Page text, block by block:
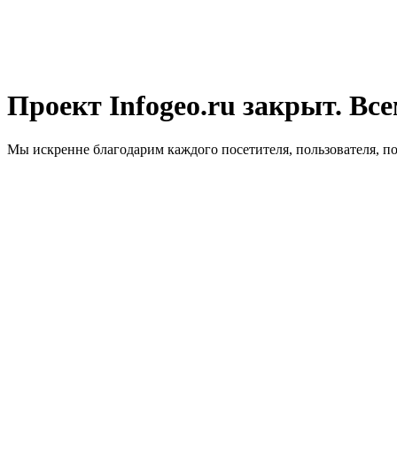
Проект Infogeo.ru закрыт.
Мы искренне благодарим каждого посетителя, пользователя,